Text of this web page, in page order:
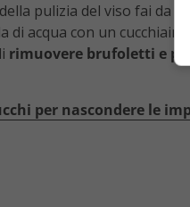
pulizia del viso fai da te
acqua con un cucchiaino
rimuovere brufoletti e
per nascondere le